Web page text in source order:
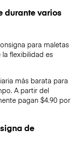
durante varios
para maletas
flexibilidad es
más barata para
A partir del
pagan $4.90 por
de